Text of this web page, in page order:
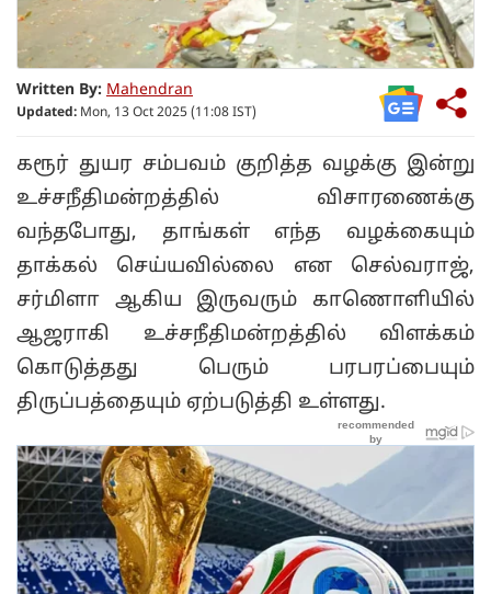
Written By: Mahendran
Updated: Mon, 13 Oct 2025 (11:08 IST)
கரூர் துயர சம்பவம் குறித்த வழக்கு இன்று
உச்சநீதிமன்றத்தில் விசாரணைக்கு
வந்தபோது, தாங்கள் எந்த வழக்கையும்
தாக்கல் செய்யவில்லை என செல்வராஜ்,
சர்மிளா ஆகிய இருவரும் காணொளியில்
ஆஜராகி உச்சநீதிமன்றத்தில் விளக்கம்
கொடுத்தது பெரும் பரபரப்பையும்
திருப்பத்தையும் ஏற்படுத்தி உள்ளது.